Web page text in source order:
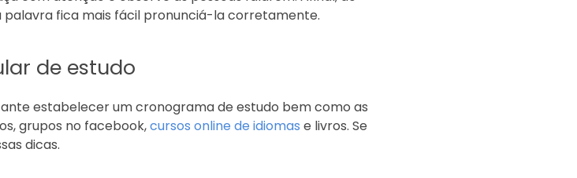
fica mais fácil pronunciá-la corretamente.
de estudo
estabelecer um cronograma de estudo bem como as
grupos no facebook,cursos online de idiomas e livros. Se
dicas.